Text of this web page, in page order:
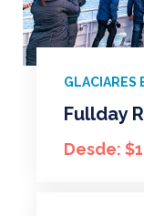
GLACIARES
Fullday
Desde: